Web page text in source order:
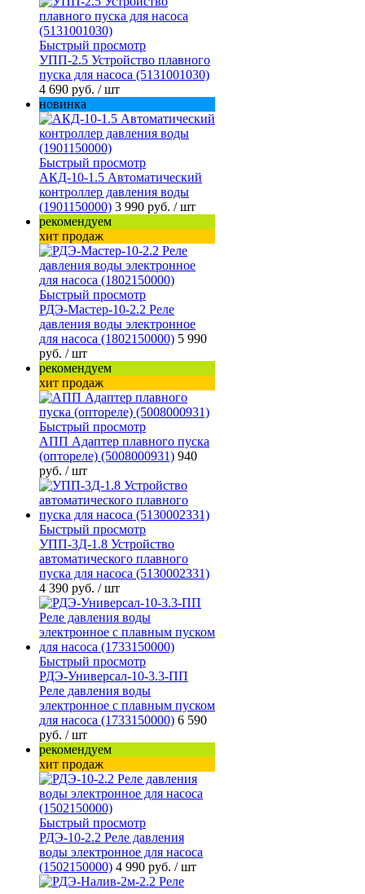
Быстрый просмотр
УПП-2.5 Устройство плавного
пуска для насоса (5131001030)
4 690 руб. / шт
новинка
Быстрый просмотр
АКД-10-1.5 Автоматический
контроллер давления воды
(1901150000) 3 990 руб. / шт
рекомендуем
хит продаж
Быстрый просмотр
РДЭ-Мастер-10-2.2 Реле
давления воды электронное
для насоса (1802150000) 5 990
руб. / шт
рекомендуем
хит продаж
Быстрый просмотр
АПП Адаптер плавного пуска
(оптореле) (5008000931) 940
руб. / шт
Быстрый просмотр
УПП-3Д-1.8 Устройство
автоматического плавного
пуска для насоса (5130002331)
4 390 руб. / шт
Быстрый просмотр
РДЭ-Универсал-10-3.3-ПП
Реле давления воды
электронное с плавным пуском
для насоса (1733150000) 6 590
руб. / шт
рекомендуем
хит продаж
Быстрый просмотр
РДЭ-10-2.2 Реле давления
воды электронное для насоса
(1502150000) 4 990 руб. / шт